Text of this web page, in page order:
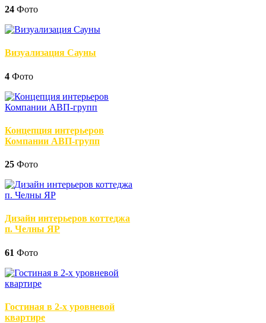
24 Фото
Визуализация Сауны
4 Фото
Концепция интерьеров
Компании АВП-групп
25 Фото
Дизайн интерьеров коттеджа
п. Челны ЯР
61 Фото
Гостиная в 2-х уровневой
квартире